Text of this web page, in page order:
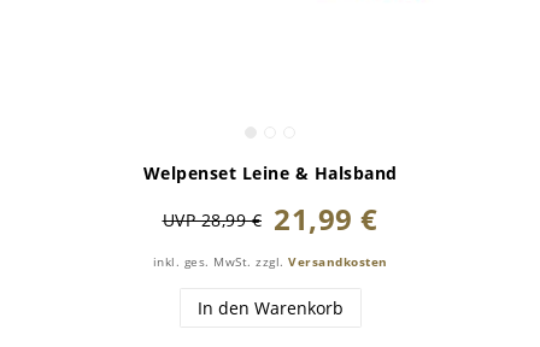
Welpenset Leine & Halsband
UVP 28,99 € 21,99 €
inkl. ges. MwSt. zzgl. Versandkosten
In den Warenkorb